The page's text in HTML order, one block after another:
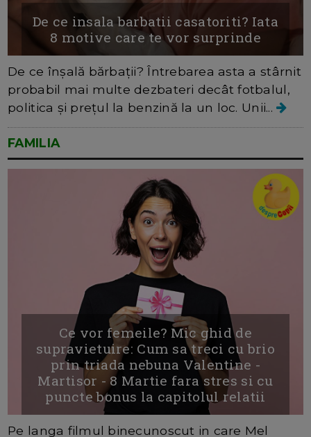
De ce insala barbatii casatoriti? Iata
8 motive care te vor surprinde
De ce înșală bărbații? Întrebarea asta a stârnit
probabil mai multe dezbateri decât fotbalul,
politica și prețul la benzină la un loc. Unii...
FAMILIA
Ce vor femeile? Mic ghid de
supravietuire: Cum sa treci cu brio
prin triada nebuna Valentine -
Martisor - 8 Martie fara stres si cu
puncte bonus la capitolul relatii
Pe langa filmul binecunoscut in care Mel